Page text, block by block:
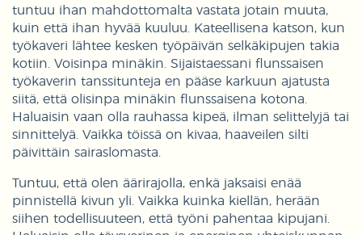
tuntuu ihan mahdottomalta vastata jotain muuta,
kuin että ihan hyvää kuuluu. Kateellisena katson, kun
työkaveri lähtee kesken työpäivän selkäkipujen takia
kotiin. Voisinpa minäkin. Sijaistaessani flunssaisen
työkaverin tanssitunteja en pääse karkuun ajatusta
siitä, että olisinpa minäkin flunssaisena kotona.
Haluaisin vaan olla rauhassa kipeä, ilman selittelyjä tai
sinnittelyä. Vaikka töissä on kivaa, haaveilen silti
päivittäin sairaslomasta.
Tuntuu, että olen äärirajolla, enkä jaksaisi enää
pinnistellä kivun yli. Vaikka kuinka kiellän, herään
siihen todellisuuteen, että työni pahentaa kipujani.